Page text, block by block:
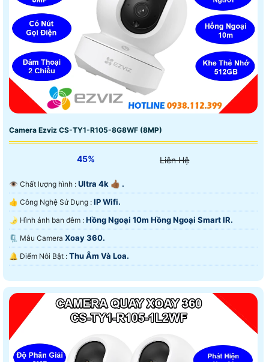
Camera Ezviz CS-TY1-R105-8G8WF (8MP)
45% Liên Hệ
👁 Chất lượng hình : Ultra 4k 👍🏾 .
👍 Công Nghệ Sử Dụng : IP Wifi.
🌛 Hình ảnh ban đêm : Hồng Ngoại 10m Hồng Ngoại Smart IR.
🗜️ Mẫu Camera Xoay 360.
️🔔 Điểm Nỗi Bật : Thu Âm Và Loa.